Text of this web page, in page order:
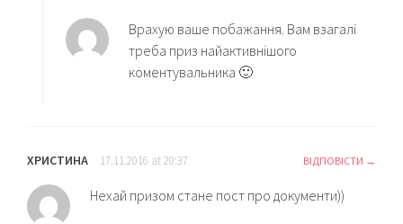
Врахую ваше побажання. Вам взагалі
треба приз найактивнішого
коментувальника 🙂
ХРИСТИНА 17.11.2016 at 20:37 ВІДПОВІСТИ
Нехай призом стане пост про документи))